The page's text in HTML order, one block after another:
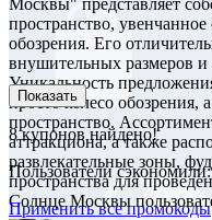
Москвы" представляет
пространство,
обозрения. Его
внушительных размеров
Уникальность
просто колесо
пространство.
аттракциона, а также
развлекательные зоны,
пространства для
Солнце Москвы
Показать
8купонов найдено!
Пользователи
Применить все промокоды